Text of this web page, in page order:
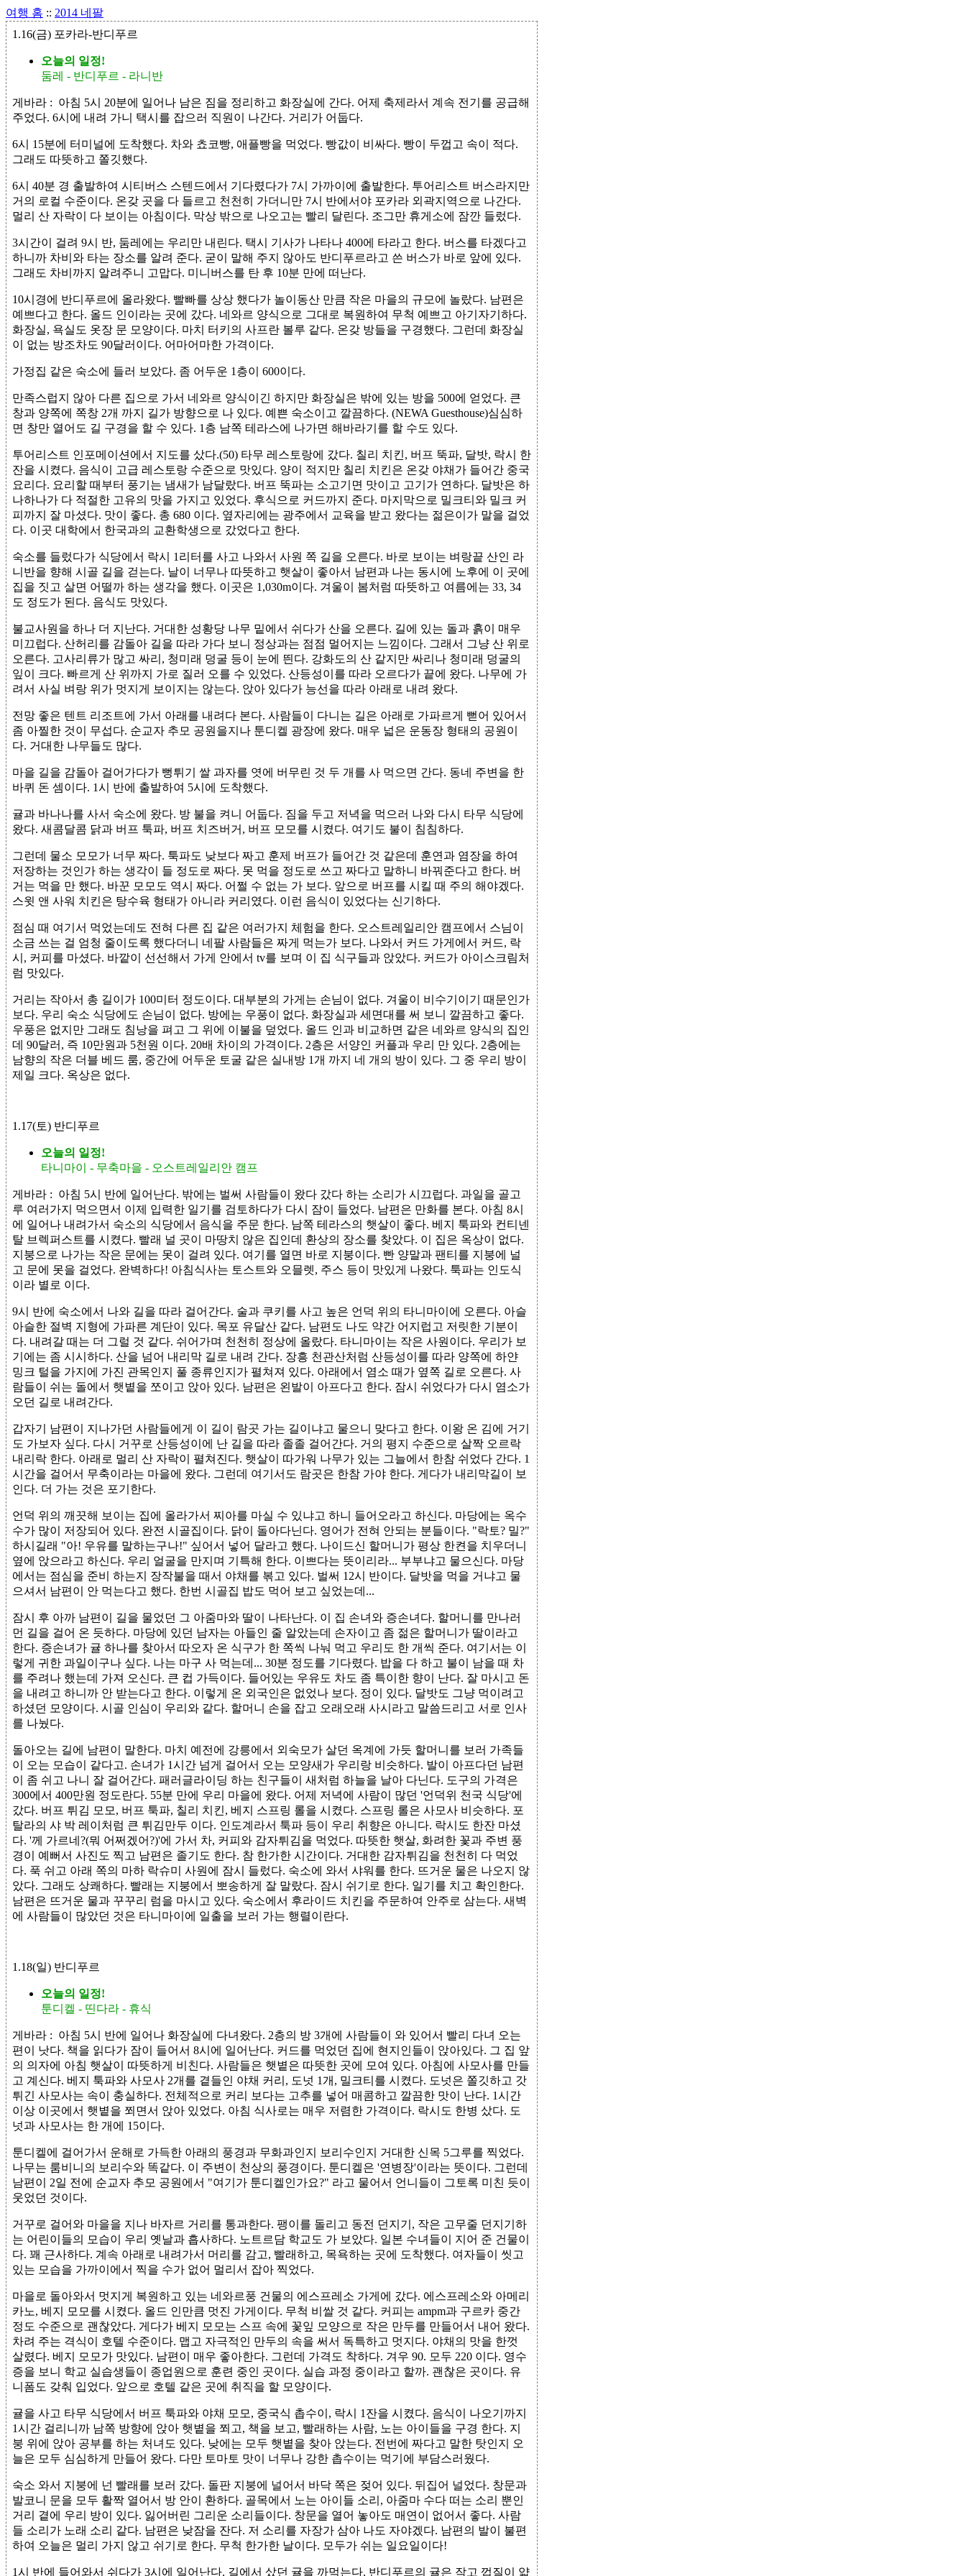
여행 홈 :: 2014 네팔
1.16(금) 포카라-반디푸르
오늘의 일정!
둠레 - 반디푸르 - 라니반
게바라 : 아침 5시 20분에 일어나 남은 짐을 정리하고 화장실에 간다. 어제 축제라서 계속 전기를 공급해
주었다. 6시에 내려 가니 택시를 잡으러 직원이 나간다. 거리가 어둡다.
6시 15분에 터미널에 도착했다. 차와 쵸코빵, 애플빵을 먹었다. 빵값이 비싸다. 빵이 두껍고 속이 적다.
그래도 따뜻하고 쫄깃했다.
6시 40분 경 출발하여 시티버스 스텐드에서 기다렸다가 7시 가까이에 출발한다. 투어리스트 버스라지만
거의 로컬 수준이다. 온갖 곳을 다 들르고 천천히 가더니만 7시 반에서야 포카라 외곽지역으로 나간다.
멀리 산 자락이 다 보이는 아침이다. 막상 밖으로 나오고는 빨리 달린다. 조그만 휴게소에 잠깐 들렀다.
3시간이 걸려 9시 반, 둠레에는 우리만 내린다. 택시 기사가 나타나 400에 타라고 한다. 버스를 타겠다고
하니까 차비와 타는 장소를 알려 준다. 굳이 말해 주지 않아도 반디푸르라고 쓴 버스가 바로 앞에 있다.
그래도 차비까지 알려주니 고맙다. 미니버스를 탄 후 10분 만에 떠난다.
10시경에 반디푸르에 올라왔다. 빨빠를 상상 했다가 놀이동산 만큼 작은 마을의 규모에 놀랐다. 남편은
예쁘다고 한다. 올드 인이라는 곳에 갔다. 네와르 양식으로 그대로 복원하여 무척 예쁘고 아기자기하다.
화장실, 욕실도 옷장 문 모양이다. 마치 터키의 사프란 볼루 같다. 온갖 방들을 구경했다. 그런데 화장실
이 없는 방조차도 90달러이다. 어마어마한 가격이다.
가정집 같은 숙소에 들러 보았다. 좀 어두운 1층이 600이다.
만족스럽지 않아 다른 집으로 가서 네와르 양식이긴 하지만 화장실은 밖에 있는 방을 500에 얻었다. 큰
창과 양쪽에 쪽창 2개 까지 길가 방향으로 나 있다. 예쁜 숙소이고 깔끔하다. (NEWA Guesthouse)심심하
면 창만 열어도 길 구경을 할 수 있다. 1층 남쪽 테라스에 나가면 해바라기를 할 수도 있다.
투어리스트 인포메이션에서 지도를 샀다.(50) 타무 레스토랑에 갔다. 칠리 치킨, 버프 뚝파, 달밧, 락시 한
잔을 시켰다. 음식이 고급 레스토랑 수준으로 맛있다. 양이 적지만 칠리 치킨은 온갖 야채가 들어간 중국
요리다. 요리할 때부터 풍기는 냄새가 남달랐다. 버프 뚝파는 소고기면 맛이고 고기가 연하다. 달밧은 하
나하나가 다 적절한 고유의 맛을 가지고 있었다. 후식으로 커드까지 준다. 마지막으로 밀크티와 밀크 커
피까지 잘 마셨다. 맛이 좋다. 총 680 이다. 옆자리에는 광주에서 교육을 받고 왔다는 젊은이가 말을 걸었
다. 이곳 대학에서 한국과의 교환학생으로 갔었다고 한다.
숙소를 들렀다가 식당에서 락시 1리터를 사고 나와서 사원 쪽 길을 오른다. 바로 보이는 벼랑끝 산인 라
니반을 향해 시골 길을 걷는다. 날이 너무나 따뜻하고 햇살이 좋아서 남편과 나는 동시에 노후에 이 곳에
집을 짓고 살면 어떨까 하는 생각을 했다. 이곳은 1,030m이다. 겨울이 봄처럼 따뜻하고 여름에는 33, 34
도 정도가 된다. 음식도 맛있다.
불교사원을 하나 더 지난다. 거대한 성황당 나무 밑에서 쉬다가 산을 오른다. 길에 있는 돌과 흙이 매우
미끄럽다. 산허리를 감돌아 길을 따라 가다 보니 정상과는 점점 멀어지는 느낌이다. 그래서 그냥 산 위로
오른다. 고사리류가 많고 싸리, 청미래 덩굴 등이 눈에 띈다. 강화도의 산 같지만 싸리나 청미래 덩굴의
잎이 크다. 빠르게 산 위까지 가로 질러 오를 수 있었다. 산등성이를 따라 오르다가 끝에 왔다. 나무에 가
려서 사실 벼랑 위가 멋지게 보이지는 않는다. 앉아 있다가 능선을 따라 아래로 내려 왔다.
전망 좋은 텐트 리조트에 가서 아래를 내려다 본다. 사람들이 다니는 길은 아래로 가파르게 뻗어 있어서
좀 아찔한 것이 무섭다. 순교자 추모 공원을지나 툰디켈 광장에 왔다. 매우 넓은 운동장 형태의 공원이
다. 거대한 나무들도 많다.
마을 길을 감돌아 걸어가다가 뻥튀기 쌀 과자를 엿에 버무린 것 두 개를 사 먹으면 간다. 동네 주변을 한
바퀴 돈 셈이다. 1시 반에 출발하여 5시에 도착했다.
귤과 바나나를 사서 숙소에 왔다. 방 불을 켜니 어둡다. 짐을 두고 저녁을 먹으러 나와 다시 타무 식당에
왔다. 새콤달콤 닭과 버프 툭파, 버프 치즈버거, 버프 모모를 시켰다. 여기도 불이 침침하다.
그런데 물소 모모가 너무 짜다. 툭파도 낮보다 짜고 훈제 버프가 들어간 것 같은데 훈연과 염장을 하여
저장하는 것인가 하는 생각이 들 정도로 짜다. 못 먹을 정도로 쓰고 짜다고 말하니 바꿔준다고 한다. 버
거는 먹을 만 했다. 바꾼 모모도 역시 짜다. 어쩔 수 없는 가 보다. 앞으로 버프를 시킬 때 주의 해야겠다.
스윗 앤 사워 치킨은 탕수육 형태가 아니라 커리였다. 이런 음식이 있었다는 신기하다.
점심 때 여기서 먹었는데도 전혀 다른 집 같은 여러가지 체험을 한다. 오스트레일리안 캠프에서 스님이
소금 쓰는 걸 엄청 줄이도록 했다더니 네팔 사람들은 짜게 먹는가 보다. 나와서 커드 가게에서 커드, 락
시, 커피를 마셨다. 바깥이 선선해서 가게 안에서 tv를 보며 이 집 식구들과 앉았다. 커드가 아이스크림처
럼 맛있다.
거리는 작아서 총 길이가 100미터 정도이다. 대부분의 가게는 손님이 없다. 겨울이 비수기이기 때문인가
보다. 우리 숙소 식당에도 손님이 없다. 방에는 우풍이 없다. 화장실과 세면대를 써 보니 깔끔하고 좋다.
우풍은 없지만 그래도 침낭을 펴고 그 위에 이불을 덮었다. 올드 인과 비교하면 같은 네와르 양식의 집인
데 90달러, 즉 10만원과 5천원 이다. 20배 차이의 가격이다. 2층은 서양인 커플과 우리 만 있다. 2층에는
남향의 작은 더블 베드 룸, 중간에 어두운 토굴 같은 실내방 1개 까지 네 개의 방이 있다. 그 중 우리 방이
제일 크다. 옥상은 없다.
1.17(토) 반디푸르
오늘의 일정!
타니마이 - 무축마을 - 오스트레일리안 캠프
게바라 : 아침 5시 반에 일어난다. 밖에는 벌써 사람들이 왔다 갔다 하는 소리가 시끄럽다. 과일을 골고
루 여러가지 먹으면서 이제 입력한 일기를 검토하다가 다시 잠이 들었다. 남편은 만화를 본다. 아침 8시
에 일어나 내려가서 숙소의 식당에서 음식을 주문 한다. 남쪽 테라스의 햇살이 좋다. 베지 툭파와 컨티넨
탈 브렉퍼스트를 시켰다. 빨래 널 곳이 마땅치 않은 집인데 환상의 장소를 찾았다. 이 집은 옥상이 없다.
지붕으로 나가는 작은 문에는 못이 걸려 있다. 여기를 열면 바로 지붕이다. 빤 양말과 팬티를 지붕에 널
고 문에 못을 걸었다. 완벽하다! 아침식사는 토스트와 오믈렛, 주스 등이 맛있게 나왔다. 툭파는 인도식
이라 별로 이다.
9시 반에 숙소에서 나와 길을 따라 걸어간다. 술과 쿠키를 사고 높은 언덕 위의 타니마이에 오른다. 아슬
아슬한 절벽 지형에 가파른 계단이 있다. 목포 유달산 같다. 남편도 나도 약간 어지럽고 저릿한 기분이
다. 내려갈 때는 더 그럴 것 같다. 쉬어가며 천천히 정상에 올랐다. 타니마이는 작은 사원이다. 우리가 보
기에는 좀 시시하다. 산을 넘어 내리막 길로 내려 간다. 장흥 천관산처럼 산등성이를 따라 양쪽에 하얀
밍크 털을 가지에 가진 관목인지 풀 종류인지가 펼쳐져 있다. 아래에서 염소 때가 옆쪽 길로 오른다. 사
람들이 쉬는 돌에서 햇볕을 쪼이고 앉아 있다. 남편은 왼발이 아프다고 한다. 잠시 쉬었다가 다시 염소가
오던 길로 내려간다.
갑자기 남편이 지나가던 사람들에게 이 길이 람곳 가는 길이냐고 물으니 맞다고 한다. 이왕 온 김에 거기
도 가보자 싶다. 다시 거꾸로 산등성이에 난 길을 따라 졸졸 걸어간다. 거의 평지 수준으로 살짝 오르락
내리락 한다. 아래로 멀리 산 자락이 펼쳐진다. 햇살이 따가워 나무가 있는 그늘에서 한참 쉬었다 간다. 1
시간을 걸어서 무축이라는 마을에 왔다. 그런데 여기서도 람곳은 한참 가야 한다. 게다가 내리막길이 보
인다. 더 가는 것은 포기한다.
언덕 위의 깨끗해 보이는 집에 올라가서 찌아를 마실 수 있냐고 하니 들어오라고 하신다. 마당에는 옥수
수가 많이 저장되어 있다. 완전 시골집이다. 닭이 돌아다닌다. 영어가 전혀 안되는 분들이다. "락토? 밀?"
하시길래 "아! 우유를 말하는구나!" 싶어서 넣어 달라고 했다. 나이드신 할머니가 평상 한켠을 치우더니
옆에 앉으라고 하신다. 우리 얼굴을 만지며 기특해 한다. 이쁘다는 뜻이리라... 부부냐고 물으신다. 마당
에서는 점심을 준비 하는지 장작불을 때서 야채를 볶고 있다. 벌써 12시 반이다. 달밧을 먹을 거냐고 물
으셔서 남편이 안 먹는다고 했다. 한번 시골집 밥도 먹어 보고 싶었는데...
잠시 후 아까 남편이 길을 물었던 그 아줌마와 딸이 나타난다. 이 집 손녀와 증손녀다. 할머니를 만나러
먼 길을 걸어 온 듯하다. 마당에 있던 남자는 아들인 줄 알았는데 손자이고 좀 젊은 할머니가 딸이라고
한다. 증손녀가 귤 하나를 찾아서 따오자 온 식구가 한 쪽씩 나눠 먹고 우리도 한 개씩 준다. 여기서는 이
렇게 귀한 과일이구나 싶다. 나는 마구 사 먹는데... 30분 정도를 기다렸다. 밥을 다 하고 불이 남을 때 차
를 주려나 했는데 가져 오신다. 큰 컵 가득이다. 들어있는 우유도 차도 좀 특이한 향이 난다. 잘 마시고 돈
을 내려고 하니까 안 받는다고 한다. 이렇게 온 외국인은 없었나 보다. 정이 있다. 달밧도 그냥 먹이려고
하셨던 모양이다. 시골 인심이 우리와 같다. 할머니 손을 잡고 오래오래 사시라고 말씀드리고 서로 인사
를 나눴다.
돌아오는 길에 남편이 말한다. 마치 예전에 강릉에서 외숙모가 살던 옥계에 가듯 할머니를 보러 가족들
이 오는 모습이 같다고. 손녀가 1시간 넘게 걸어서 오는 모양새가 우리랑 비슷하다. 발이 아프다던 남편
이 좀 쉬고 나니 잘 걸어간다. 패러글라이딩 하는 친구들이 새처럼 하늘을 날아 다닌다. 도구의 가격은
300에서 400만원 정도란다. 55분 만에 우리 마을에 왔다. 어제 저녁에 사람이 많던 '언덕위 천국 식당'에
갔다. 버프 튀김 모모, 버프 툭파, 칠리 치킨, 베지 스프링 롤을 시켰다. 스프링 롤은 사모사 비슷하다. 포
탈라의 샤 박 레이처럼 큰 튀김만두 이다. 인도계라서 툭파 등이 우리 취향은 아니다. 락시도 한잔 마셨
다. '께 가르네?(뭐 어쩌겠어?)'에 가서 차, 커피와 감자튀김을 먹었다. 따뜻한 햇살, 화려한 꽃과 주변 풍
경이 예뻐서 사진도 찍고 남편은 졸기도 한다. 참 한가한 시간이다. 거대한 감자튀김을 천천히 다 먹었
다. 푹 쉬고 아래 쪽의 마하 락슈미 사원에 잠시 들렀다. 숙소에 와서 샤워를 한다. 뜨거운 물은 나오지 않
았다. 그래도 상쾌하다. 빨래는 지붕에서 뽀송하게 잘 말랐다. 잠시 쉬기로 한다. 일기를 치고 확인한다.
남편은 뜨거운 물과 꾸꾸리 럼을 마시고 있다. 숙소에서 후라이드 치킨을 주문하여 안주로 삼는다. 새벽
에 사람들이 많았던 것은 타니마이에 일출을 보러 가는 행렬이란다.
1.18(일) 반디푸르
오늘의 일정!
툰디켈 - 띤다라 - 휴식
게바라 : 아침 5시 반에 일어나 화장실에 다녀왔다. 2층의 방 3개에 사람들이 와 있어서 빨리 다녀 오는
편이 낫다. 책을 읽다가 잠이 들어서 8시에 일어난다. 커드를 먹었던 집에 현지인들이 앉아있다. 그 집 앞
의 의자에 아침 햇살이 따뜻하게 비친다. 사람들은 햇볕은 따뜻한 곳에 모여 있다. 아침에 사모사를 만들
고 계신다. 베지 툭파와 사모사 2개를 곁들인 야채 커리, 도넛 1개, 밀크티를 시켰다. 도넛은 쫄깃하고 갓
튀긴 사모사는 속이 충실하다. 전체적으로 커리 보다는 고추를 넣어 매콤하고 깔끔한 맛이 난다. 1시간
이상 이곳에서 햇볕을 쬐면서 앉아 있었다. 아침 식사로는 매우 저렴한 가격이다. 락시도 한병 샀다. 도
넛과 사모사는 한 개에 15이다.
툰디켈에 걸어가서 운해로 가득한 아래의 풍경과 무화과인지 보리수인지 거대한 신목 5그루를 찍었다.
나무는 룸비니의 보리수와 똑같다. 이 주변이 천상의 풍경이다. 툰디켈은 '연병장'이라는 뜻이다. 그런데
남편이 2일 전에 순교자 추모 공원에서 "여기가 툰디켈인가요?" 라고 물어서 언니들이 그토록 미친 듯이
웃었던 것이다.
거꾸로 걸어와 마을을 지나 바자르 거리를 통과한다. 팽이를 돌리고 동전 던지기, 작은 고무줄 던지기하
는 어린이들의 모습이 우리 옛날과 흡사하다. 노트르담 학교도 가 보았다. 일본 수녀들이 지어 준 건물이
다. 꽤 근사하다. 계속 아래로 내려가서 머리를 감고, 빨래하고, 목욕하는 곳에 도착했다. 여자들이 씻고
있는 모습을 가까이에서 찍을 수가 없어 멀리서 잡아 찍었다.
마을로 돌아와서 멋지게 복원하고 있는 네와르풍 건물의 에스프레소 가게에 갔다. 에스프레소와 아메리
카노, 베지 모모를 시켰다. 올드 인만큼 멋진 가게이다. 무척 비쌀 것 같다. 커피는 ampm과 구르카 중간
정도 수준으로 괜찮았다. 게다가 베지 모모는 스프 속에 꽃잎 모양으로 작은 만두를 만들어서 내어 왔다.
차려 주는 격식이 호텔 수준이다. 맵고 자극적인 만두의 속을 써서 독특하고 멋지다. 야채의 맛을 한껏
살렸다. 베지 모모가 맛있다. 남편이 매우 좋아한다. 그런데 가격도 착하다. 겨우 90. 모두 220 이다. 영수
증을 보니 학교 실습생들이 종업원으로 훈련 중인 곳이다. 실습 과정 중이라고 할까. 괜찮은 곳이다. 유
니폼도 갖춰 입었다. 앞으로 호텔 같은 곳에 취직을 할 모양이다.
귤을 사고 타무 식당에서 버프 툭파와 야채 모모, 중국식 촙수이, 락시 1잔을 시켰다. 음식이 나오기까지
1시간 걸리니까 남쪽 방향에 앉아 햇볕을 쬐고, 책을 보고, 빨래하는 사람, 노는 아이들을 구경 한다. 지
붕 위에 앉아 공부를 하는 처녀도 있다. 낮에는 모두 햇볕을 찾아 앉는다. 전번에 짜다고 말한 탓인지 오
늘은 모두 심심하게 만들어 왔다. 다만 토마토 맛이 너무나 강한 촙수이는 먹기에 부담스러웠다.
숙소 와서 지붕에 넌 빨래를 보러 갔다. 돌판 지붕에 널어서 바닥 쪽은 젖어 있다. 뒤집어 널었다. 창문과
발코니 문을 모두 활짝 열어서 방 안이 환하다. 골목에서 노는 아이들 소리, 아줌마 수다 떠는 소리 뿐인
거리 곁에 우리 방이 있다. 잃어버린 그리운 소리들이다. 창문을 열어 놓아도 매연이 없어서 좋다. 사람
들 소리가 노래 소리 같다. 남편은 낮잠을 잔다. 저 소리를 자장가 삼아 나도 자야겠다. 남편의 발이 불편
하여 오늘은 멀리 가지 않고 쉬기로 한다. 무척 한가한 날이다. 모두가 쉬는 일요일이다!
1시 반에 들어와서 쉬다가 3시에 일어난다. 길에서 샀던 귤을 까먹는다. 반디푸르의 귤은 작고 껍질이 얇